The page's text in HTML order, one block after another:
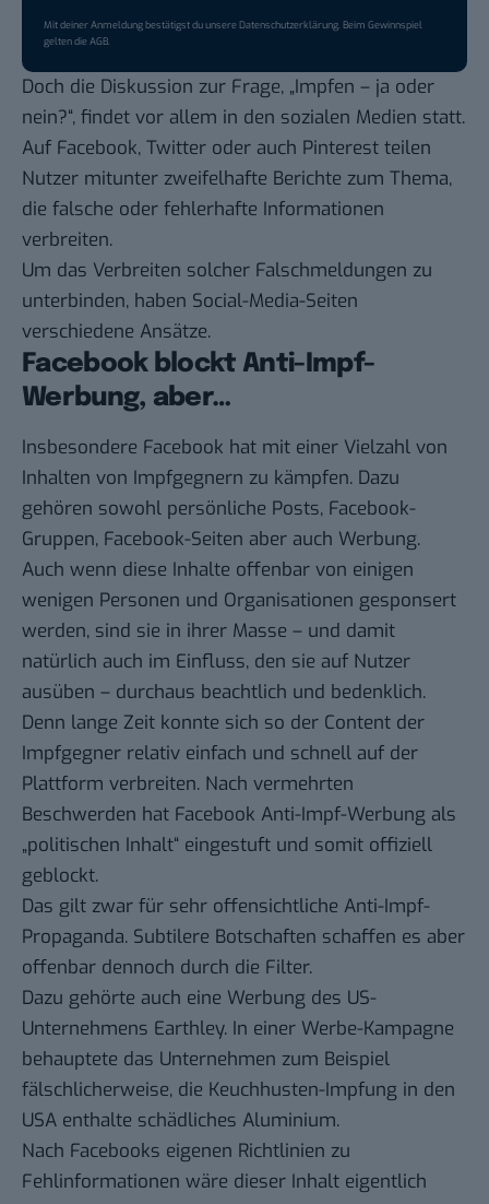
Mit deiner Anmeldung bestätigst du unsereDatenschutzerklärung. Beim Gewinnspiel
gelten dieAGB.
Doch die Diskussion zur Frage, „Impfen – ja oder
nein?“, findet vor allem in den sozialen Medien statt.
Auf Facebook, Twitter oder auch Pinterest teilen
Nutzer mitunter zweifelhafte Berichte zum Thema,
die falsche oder fehlerhafte Informationen
verbreiten.
Um das Verbreiten solcher Falschmeldungen zu
unterbinden, haben Social-Media-Seiten
verschiedene Ansätze.
Facebook blockt Anti-Impf-
Werbung, aber…
Insbesondere Facebook hat mit einer Vielzahl von
Inhalten von Impfgegnern zu kämpfen. Dazu
gehören sowohl persönliche Posts, Facebook-
Gruppen, Facebook-Seiten aber auch Werbung.
Auch wenn diese Inhalte offenbar von einigen
wenigen Personen und Organisationen gesponsert
werden, sind sie in ihrer Masse – und damit
natürlich auch im Einfluss, den sie auf Nutzer
ausüben – durchaus beachtlich und bedenklich.
Denn lange Zeit konnte sich so der Content der
Impfgegner relativ einfach und schnell auf der
Plattform verbreiten. Nach vermehrten
Beschwerden hat Facebook Anti-Impf-Werbung als
„politischen Inhalt“ eingestuft und somit offiziell
geblockt.
Das gilt zwar für sehr offensichtliche Anti-Impf-
Propaganda. Subtilere Botschaften schaffen es aber
offenbar dennoch durch die Filter.
Dazu gehörte auch eine Werbung des US-
Unternehmens Earthley. In einer Werbe-Kampagne
behauptete das Unternehmen zum Beispiel
fälschlicherweise, die Keuchhusten-Impfung in den
USA enthalte schädliches Aluminium.
Nach Facebooks eigenen Richtlinien zu
Fehlinformationen wäre dieser Inhalt eigentlich